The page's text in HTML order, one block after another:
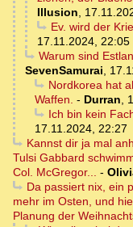
Illusion,
Ev. wird der
17.11.2024, 22:05
Warum sind
SevenSamurai,
Nordkorea hat
Waffen. - Durran,
Ich bin kein
17.11.2024, 22:27
Kannst dir ja mal
Tulsi Gabbard
Col. McGregor... -
Da passiert nix, ein
mehr im Osten, und
Planung der